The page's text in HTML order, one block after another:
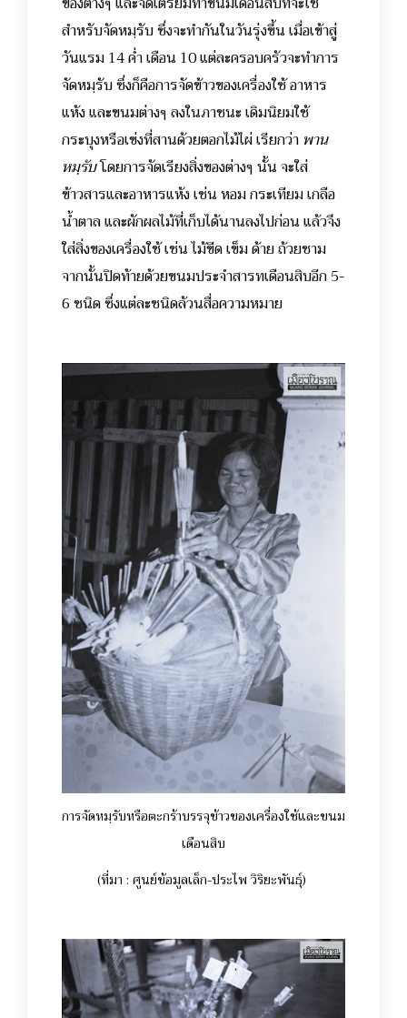
สำหรับจัดหมฺรับ ซึ่งจะทำกันในวันรุ่งขึ้น เมื่อเข้าสู่
วันแรม 14 ค่ำ เดือน 10 แต่ละครอบครัวจะทำการ
จัดหมฺรับ ซึ่งก็คือการจัดข้าวของเครื่องใช้ อาหาร
แห้ง และขนมต่างๆ ลงในภาชนะ เดิมนิยมใช้
กระบุงหรือเข่งที่สานด้วยตอกไม้ไผ่ เรียกว่า พาน
หมฺรับโดยการจัดเรียงสิ่งของต่างๆ นั้น จะใส่
ข้าวสารและอาหารแห้ง เช่น หอม กระเทียม เกลือ
น้ำตาล และผักผลไม้ที่เก็บได้นานลงไปก่อน แล้วจึง
ใส่สิ่งของเครื่องใช้ เช่น ไม้ขีด เข็ม ด้าย ถ้วยชาม
จากนั้นปิดท้ายด้วยขนมประจำสารทเดือนสิบอีก 5-
6 ชนิด ซึ่งแต่ละชนิดล้วนสื่อความหมาย
การจัดหมฺรับหรือตะกร้าบรรจุข้าวของเครื่องใช้และขนม
เดือนสิบ
(ที่มา : ศูนย์ข้อมูลเล็ก-ประไพ วิริยะพันธุ์)